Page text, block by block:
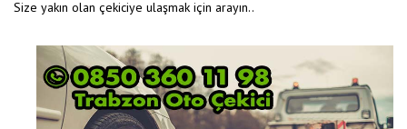
Size yakın olan çekiciye ulaşmak için arayın..